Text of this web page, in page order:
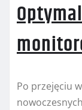
Po przejęciu